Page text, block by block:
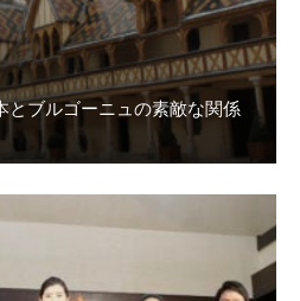
ブルゴーニュの素敵な関係